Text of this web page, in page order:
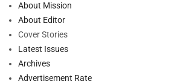
About Mission
About Editor
Cover Stories
Latest Issues
Archives
Advertisement Rate